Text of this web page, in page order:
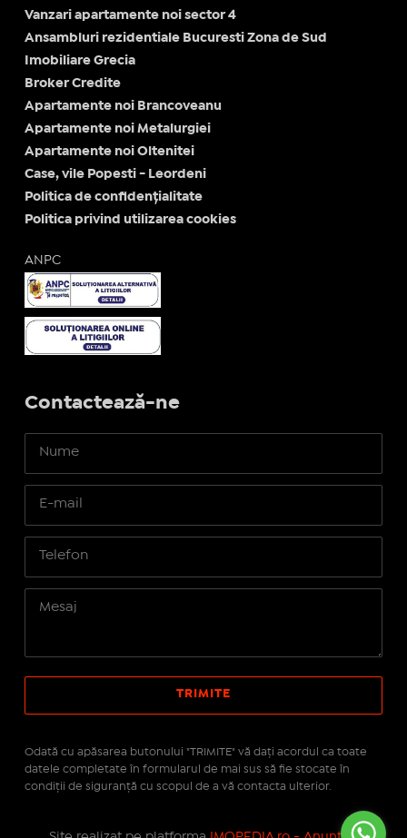
Vanzari apartamente noi sector 4
Ansambluri rezidentiale Bucuresti Zona de Sud
Imobiliare Grecia
Broker Credite
Apartamente noi Brancoveanu
Apartamente noi Metalurgiei
Apartamente noi Oltenitei
Case, vile Popesti - Leordeni
Politica de confidențialitate
Politica privind utilizarea cookies
ANPC
Contactează-ne
Odată cu apăsarea butonului "TRIMITE" vă daţi acordul ca toate
datele completate în formularul de mai sus să fie stocate în
condiţii de siguranţă cu scopul de a vă contacta ulterior.